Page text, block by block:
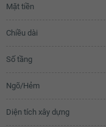
Mặt tiền
Chiều dài
Số tầng
Ngõ/Hẻm
Diện tích xây dựng